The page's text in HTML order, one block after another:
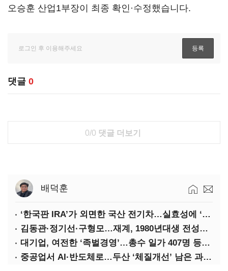
오승훈 산업1부장이 최종 확인·수정했습니다.
댓글 0
0/0 댓글 더보기
배덕훈
‘한국판 IRA’가 외면한 국산 전기차…실효성에 ‘의문’
김동관·정기선·구형모…재계, 1980년대생 전성시대
대기업, 여전한 ‘족벌경영’…총수 일가 407명 등기임원
중공업서 AI·반도체로…두산 ‘체질개선’ 남은 과제는